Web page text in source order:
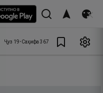
Ҷуз 19•Саҳифа 367